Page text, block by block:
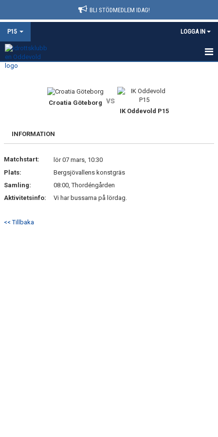
BLI STÖDMEDLEM IDAG!
P15 LOGGA IN
HEM
MATCHER
TRUPPEN
BILDGALLERI
DOKUMENT
KONTAKT
Croatia Göteborg vs
IK Oddevold P15
INFORMATION
Matchstart:
lör 07 mars, 10:30
Plats:
Bergsjövallens konstgräs
Samling:
08:00, Thordéngården
Aktivitetsinfo:
Vi har bussarna på lördag.
<< Tillbaka